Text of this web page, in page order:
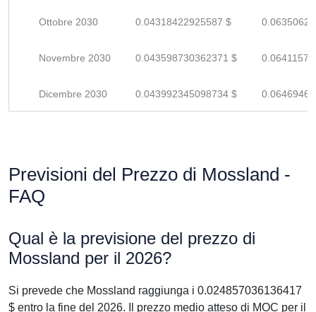
Ottobre 2030 0.04318422925587 $
Novembre 2030 0.043598730362371 $
Dicembre 2030 0.043992345098734 $
Previsioni del Prezzo di Mossland -
FAQ
Qual è la previsione del prezzo di
Mossland per il 2026?
Si prevede che Mossland raggiunga i 0.024857036136417
$ entro la fine del 2026. Il prezzo medio atteso di MOC per il